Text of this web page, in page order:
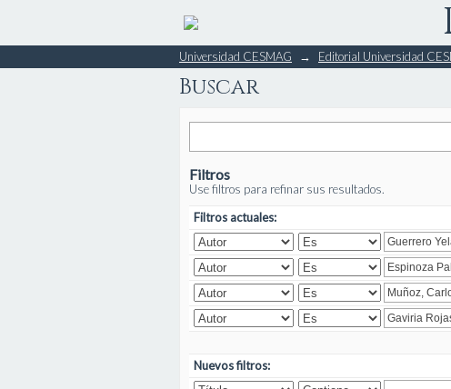
Buscar
Universidad CESMAG → Editorial Universidad
Buscar
Filtros
Use filtros para refinar sus resultados.
Filtros actuales:
Nuevos filtros: